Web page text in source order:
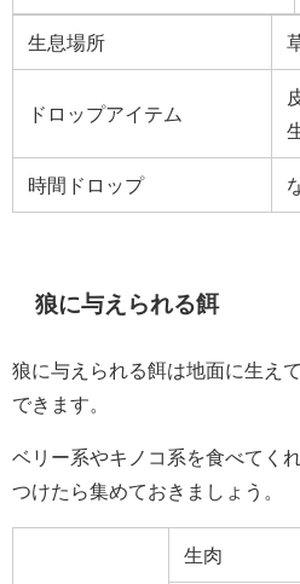
生息場所
ドロップアイテム
時間ドロップ
狼に与えられる餌
狼に与えられる餌は地面に生え
できます。
ベリー系やキノコ系を食べてく
つけたら集めておきましょう。
生肉